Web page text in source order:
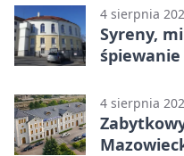
4 sierpnia
Syreny,
4 sierpnia